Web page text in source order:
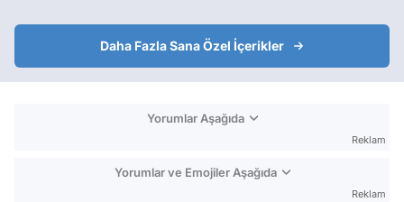
Daha Fazla Sana Özel İçerikler
Yorumlar Aşağıda
Reklam
Yorumlar ve Emojiler Aşağıda
Reklam